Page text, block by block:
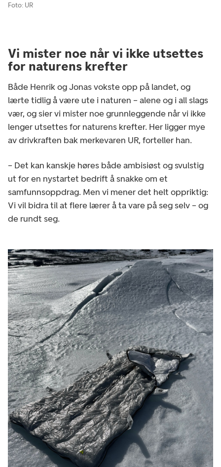
Foto: UR
Vi mister noe når vi ikke utsettes
for naturens krefter
Både Henrik og Jonas vokste opp på landet, og
lærte tidlig å være ute i naturen – alene og i all slags
vær, og sier vi mister noe grunnleggende når vi ikke
lenger utsettes for naturens krefter. Her ligger mye
av drivkraften bak merkevaren UR, forteller han.
– Det kan kanskje høres både ambisiøst og svulstig
ut for en nystartet bedrift å snakke om et
samfunnsoppdrag. Men vi mener det helt oppriktig:
Vi vil bidra til at flere lærer å ta vare på seg selv – og
de rundt seg.